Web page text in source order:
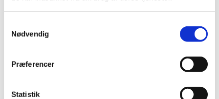
Nødvendig
Præferencer
Statistik